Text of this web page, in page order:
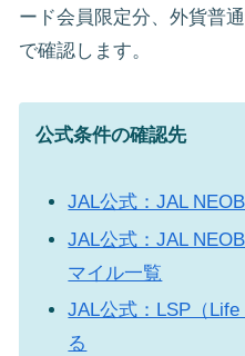
ード会員限定分、外貨普
で確認します。
公式条件の確認先
JAL公式：JAL
JAL公式：JAL
マイル一覧
JAL公式：LSP（
る